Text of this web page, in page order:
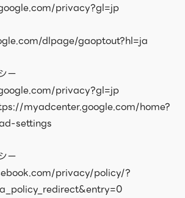
privacy?gl=jp
dlpage/gaoptout?hl=ja
ー
privacy?gl=jp
myadcenter.google.com/home?
settings
ー
privacy/policy/?